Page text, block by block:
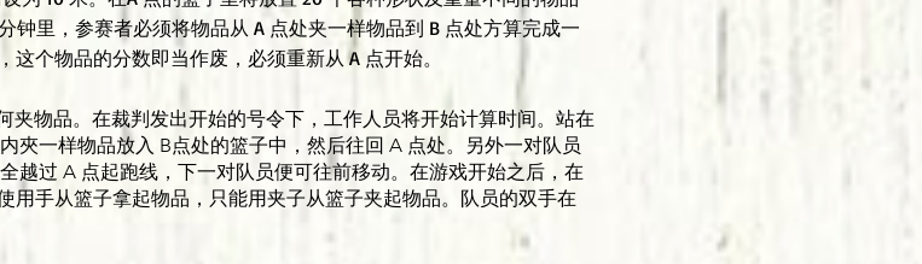
钟里，参赛者必须将物品从 A 点处夹一样物品到 B 点处方算完成一
个物品的分数即当作废，必须重新从 A 点开始。
夹物品。在裁判发出开始的号令下，工作人员将开始计算时间。站在
夾一样物品放入 B点处的篮子中，然后往回 A 点处。另外一对队员
越过 A 点起跑线，下一对队员便可往前移动。在游戏开始之后，在
用手从篮子拿起物品，只能用夹子从篮子夹起物品。队员的双手在